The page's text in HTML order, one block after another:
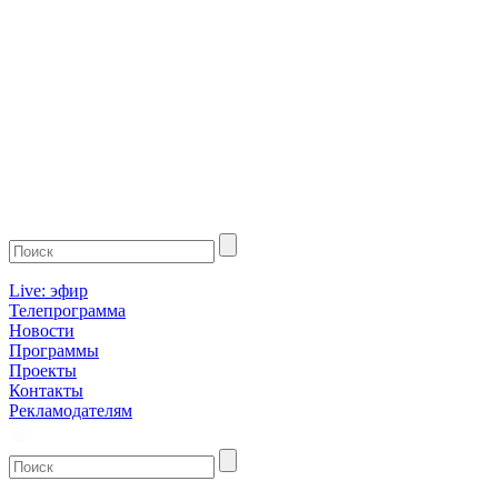
Live: эфир
Телепрограмма
Новости
Программы
Проекты
Контакты
Рекламодателям